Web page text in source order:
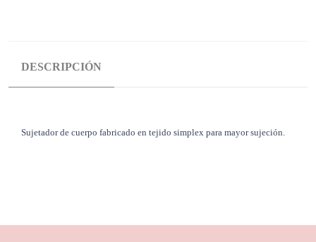
DESCRIPCIÓN
Sujetador de cuerpo fabricado en tejido simplex para mayor sujeción.